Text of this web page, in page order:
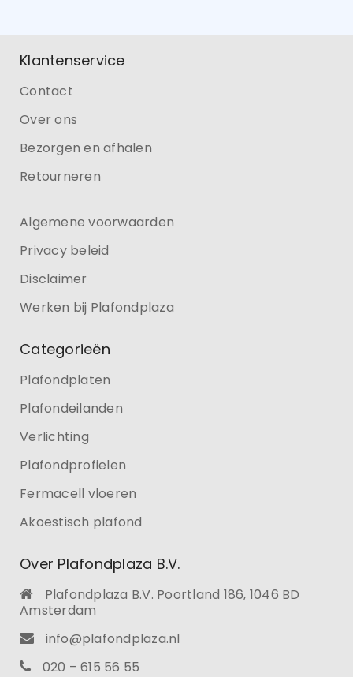
Klantenservice
Contact
Over ons
Bezorgen en afhalen
Retourneren
Algemene voorwaarden
Privacy beleid
Disclaimer
Werken bij Plafondplaza
Categorieën
Plafondplaten
Plafondeilanden
Verlichting
Plafondprofielen
Fermacell vloeren
Akoestisch plafond
Over Plafondplaza B.V.
Plafondplaza B.V. Poortland 186, 1046 BD
Amsterdam
info@plafondplaza.nl
020 – 615 56 55